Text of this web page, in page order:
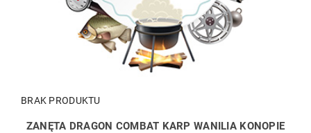
BRAK PRODUKTU
ZANĘTA DRAGON COMBAT KARP WANILIA KONOPIE